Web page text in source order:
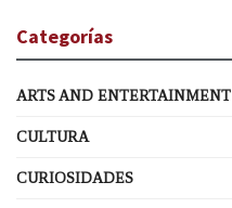
Categorías
ARTS AND ENTERTAINMENT
CULTURA
CURIOSIDADES